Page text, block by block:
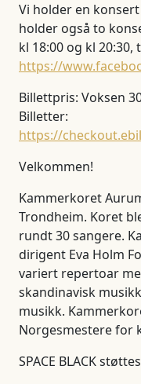
Vi holder en
holder også to
kl 18:00 og kl 20:30,
https://
Billettpris: Voksen
Billetter:
https://
Velkommen!
Kammerkoret
Trondheim. Koret
rundt 30 sangere.
dirigent Eva Holm
variert repertoar
skandinavisk
musikk.
Norgesmestere for
S PACE BLACK